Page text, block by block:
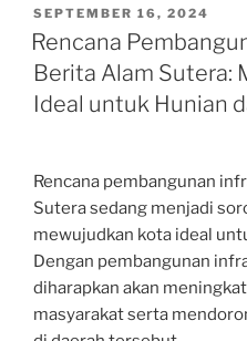
POSTED
ON
SEPTEMBER 16, 2024
Rencana
Berita Alam Sutera:
Ideal untuk Hunian
Rencana pembangunan
Sutera sedang menjadi
mewujudkan kota ideal
Dengan pembangunan
diharapkan akan
masyarakat serta